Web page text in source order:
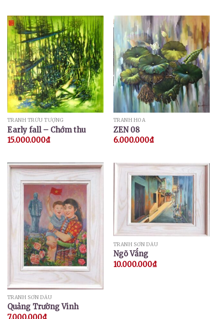
TRANH TRỪU TƯỢNG
Early fall – Chớm thu
15.000.000₫
TRANH HOA
ZEN 08
6.000.000₫
TRANH SƠN DẦU
Quảng Trường Vinh
7.000.000₫
TRANH SƠN DẦU
Ngõ Vắng
10.000.000₫